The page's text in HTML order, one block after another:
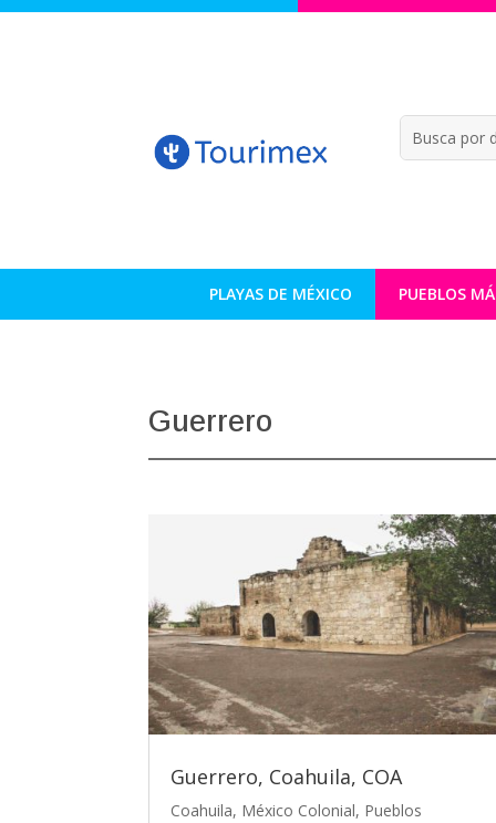
PLAYAS DE MÉXICO PUEBLOS
Guerrero
Guerrero, Coahuila, COA
Coahuila, México Colonial, Pueblos